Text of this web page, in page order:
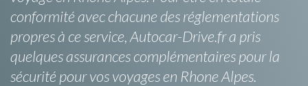
conformité avec chacune des réglementations
propres à ce service, Autocar-Drive.fr a pris
quelques assurances complémentaires pour la
sécurité pour vos voyages en Rhone Alpes.